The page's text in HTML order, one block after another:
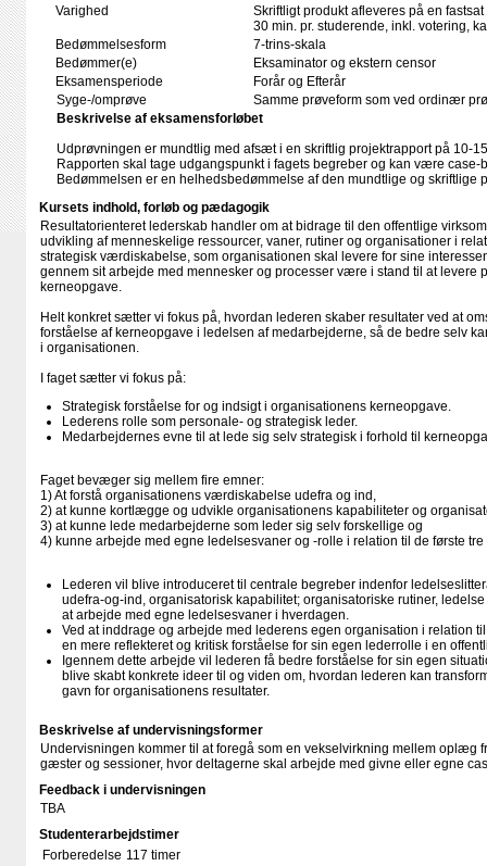
Varighed
Skriftligt produkt afleveres på en
30 min. pr. studerende, inkl. votering,
Bedømmelsesform
7-trins-skala
Bedømmer(e)
Eksaminator og ekstern censor
Eksamensperiode
Forår og Efterår
Syge-/omprøve
Samme prøveform som ved ordinær
Beskrivelse af eksamensforløbet
Udprøvningen er mundtlig med afsæt i en skriftlig projektrapport på 10-
Rapporten skal tage udgangspunkt i fagets begreber og kan være case-
Bedømmelsen er en helhedsbedømmelse af den mundtlige og skriftlige
Kursets indhold, forløb og pædagogik
Resultatorienteret lederskab handler om at bidrage til den offentlige
udvikling af menneskelige ressourcer, vaner, rutiner og organisationer i
strategisk værdiskabelse, som organisationen skal levere for sine
gennem sit arbejde med mennesker og processer være i stand til at levere
kerneopgave.
Helt konkret sætter vi fokus på, hvordan lederen skaber resultater ved at
forståelse af kerneopgave i ledelsen af medarbejderne, så de bedre selv
i organisationen.
I faget sætter vi fokus på:
Strategisk forståelse for og indsigt i organisationens kerneopgave.
Lederens rolle som personale- og strategisk leder.
Medarbejdernes evne til at lede sig selv strategisk i forhold til
Faget bevæger sig mellem fire emner:
1) At forstå organisationens værdiskabelse udefra og ind,
2) at kunne kortlægge og udvikle organisationens kapabiliteter og
3) at kunne lede medarbejderne som leder sig selv forskellige og
4) kunne arbejde med egne ledelsesvaner og -rolle i relation til de første tre
Lederen vil blive introduceret til centrale begreber indenfor
udefra-og-ind, organisatorisk kapabilitet; organisatoriske rutiner,
at arbejde med egne ledelsesvaner i hverdagen.
Ved at inddrage og arbejde med lederens egen organisation i relation
en mere reflekteret og kritisk forståelse for sin egen lederrolle i en
Igennem dette arbejde vil lederen få bedre forståelse for sin egen
blive skabt konkrete ideer til og viden om, hvordan lederen kan
gavn for organisationens resultater.
Beskrivelse af undervisningsformer
Undervisningen kommer til at foregå som en vekselvirkning mellem oplæg
gæster og sessioner, hvor deltagerne skal arbejde med givne eller egne
Feedback i undervisningen
TBA
Studenterarbejdstimer
Forberedelse 117 timer